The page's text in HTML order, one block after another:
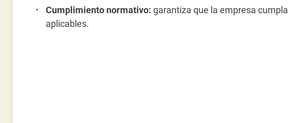
Cumplimiento normativo: garantiza que la empresa
aplicables.